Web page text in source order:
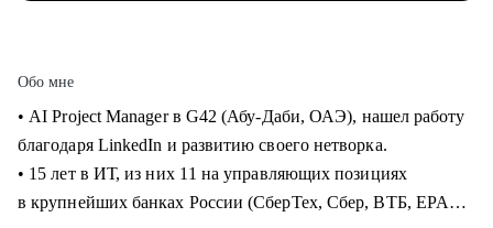
Обо мне
• AI Project Manager в G42 (Абу-Даби, ОАЭ), нашел работу
благодаря LinkedIn и развитию своего нетворка.
• 15 лет в ИТ, из них 11 на управляющих позициях
в крупнейших банках России (СберТех, Сбер, ВТБ, EPAM).